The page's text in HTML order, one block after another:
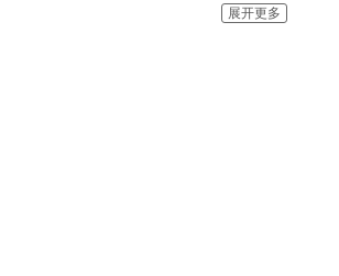
，生命之门，生态良好，景色迷
展开更多